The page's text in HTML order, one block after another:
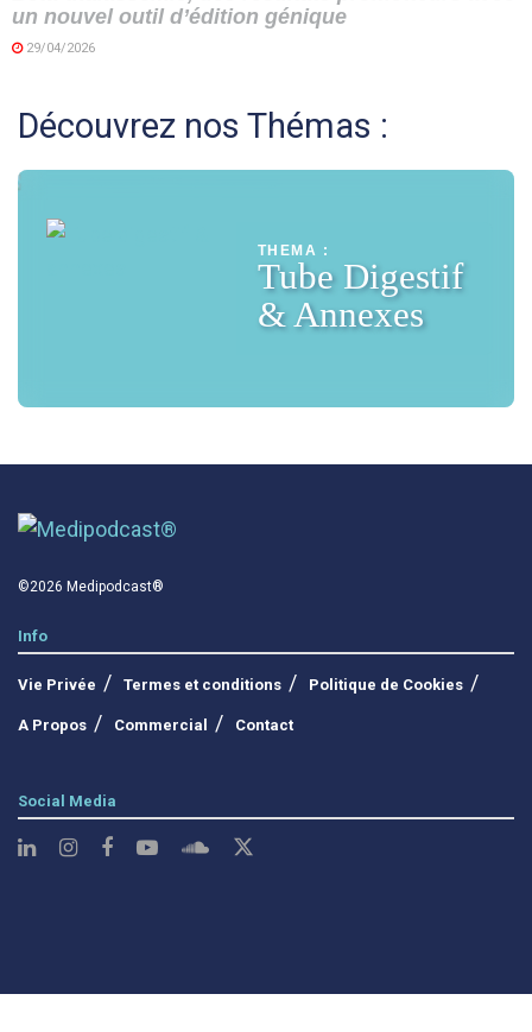
un nouvel outil d’édition génique
29/04/2026
Découvrez nos Thémas :
THEMA :
Tube Digestif
& Annexes
©2026 Medipodcast®
Info
Vie Privée Termes et conditions Politique de Cookies
A Propos Commercial Contact
Social Media